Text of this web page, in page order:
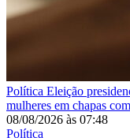
Política Eleição
mulheres em chapas
08/08/2026 às 07:48
Política